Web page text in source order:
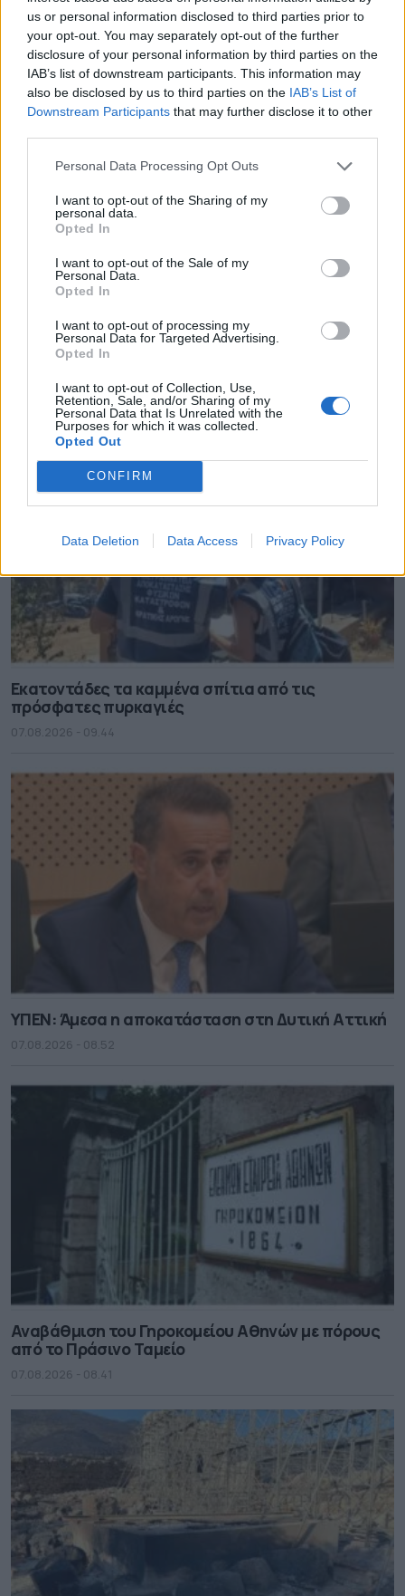
us or personal information disclosed to third parties prior to
your opt-out. You may separately opt-out of the further
disclosure of your personal information by third parties on the
IAB’s list of downstream participants. This information may
also be disclosed by us to third parties on the IAB’s List of
Downstream Participants that may further disclose it to other
Personal Data Processing Opt Outs
I want to opt-out of the Sharing of my
personal data.
Opted In
I want to opt-out of the Sale of my
Personal Data.
Opted In
I want to opt-out of processing my
Personal Data for Targeted Advertising.
Opted In
I want to opt-out of Collection, Use,
Retention, Sale, and/or Sharing of my
Personal Data that Is Unrelated with the
Purposes for which it was collected.
Opted Out
CONFIRM
Data Deletion Data Access Privacy Policy
ΕΠΙΚΑΙΡΟΤΗΤΑ
07.08.2026 - 11.59
Εκατοντάδες τα καμμένα σπίτια από τις
πρόσφατες πυρκαγιές
07.08.2026 - 09.44
ΥΠΕΝ: Άμεσα η αποκατάσταση στη Δυτική Αττική
07.08.2026 - 08.52
Αναβάθμιση του Γηροκομείου Αθηνών με πόρους
από το Πράσινο Ταμείο
07.08.2026 - 08.41